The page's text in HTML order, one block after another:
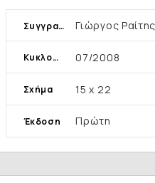
Συγγραφέας Γιώργος Ραίτης
Κυκλοφορία 07/2008
Σχήμα 15 x 22
Έκδοση Πρώτη